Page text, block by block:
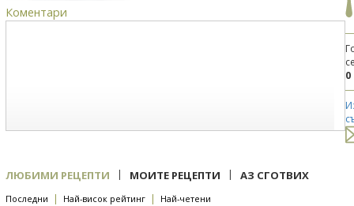
Коментари
0
ЛЮБИМИ РЕЦЕПТИ | МОИТЕ РЕЦЕПТИ | АЗ СГОТВИХ
Последни | Най-висок рейтинг | Най-четени